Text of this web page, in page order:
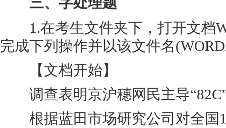
1.在考生文件夹下，打开文档
完成下列操作并以该文件名
【文档开始】
调查表明京沪穗网民主导
根据蓝田市场研究公司对全国